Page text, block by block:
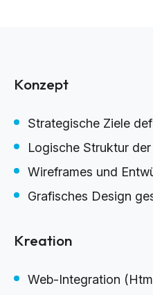
Konzept
Strategische Ziele
Logische Struktur
Wireframes und
Grafisches Design
Kreation
Web-Integration